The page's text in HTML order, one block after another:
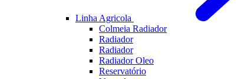
Linha Agricola
Colmeia Radiador
Radiador
Radiador
Radiador Oleo
Reservatório